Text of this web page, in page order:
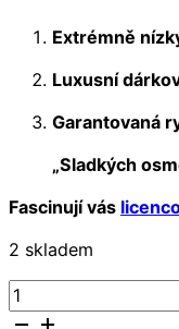
Extrémně
Luxusní
Garantovaná
„Sladkých
Fascinují vás
2 skladem
Stříbrná
mince